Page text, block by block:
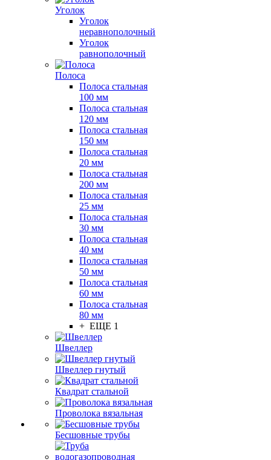
Уголок
Уголок
неравнополочный
Уголок
равнополочный
Полоса
Полоса стальная
100 мм
Полоса стальная
120 мм
Полоса стальная
150 мм
Полоса стальная
20 мм
Полоса стальная
200 мм
Полоса стальная
25 мм
Полоса стальная
30 мм
Полоса стальная
40 мм
Полоса стальная
50 мм
Полоса стальная
60 мм
Полоса стальная
80 мм
+ ЕЩЕ 1
Швеллер
Швеллер гнутый
Квадрат стальной
Проволока вязальная
Бесшовные трубы